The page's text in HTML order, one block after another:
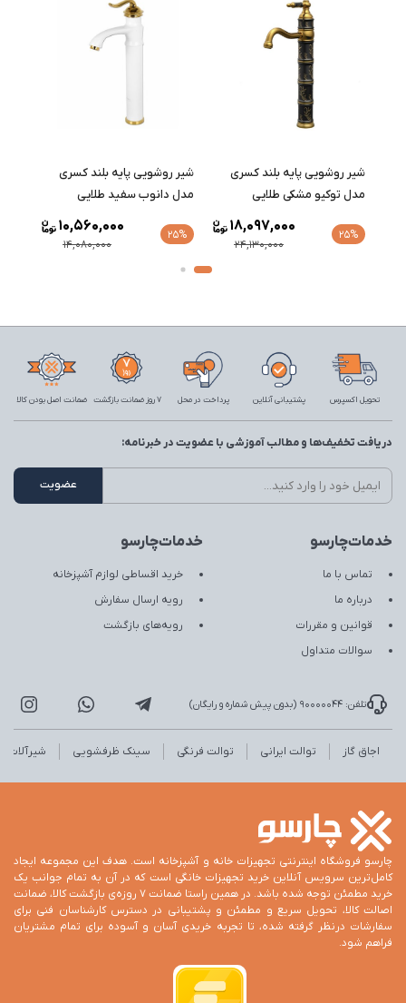
شیر روشویی پایه بلند کسری
مدل توکیو مشکی طلایی
25%
24,130,000
18,097,000
شیر روشویی پایه بلند کسری
مدل دانوب سفید طلایی
25%
14,080,000
10,560,000
تحویل اکسپرس پشتیبانی آنلاین پرداخت در محل 7 روز ضمانت بازگشت ضمانت اصل بودن کالا
خدمات‌چارسو
تماس با ما
درباره ما
قوانین و مقررات
سوالات متداول
خدمات‌چارسو
خرید اقساطی لوازم آشپزخانه
رویه ارسال سفارش
رویه‌های بازگشت
دریافت تخفیف‌ها و مطالب آموزشی با عضویت در خبرنامه:
تلفن: 90000044 (بدون پیش شماره و رایگان)
اجاق گاز توالت ایرانی توالت فرنگی سینک ظرفشویی شیرآلات
چارسو فروشگاه اینترنتی تجهیزات خانه و آشپزخانه است. هدف این مجموعه ایجاد
کامل‌ترین سرویس آنلاین خرید تجهیزات خانگی است که در آن به تمام جوانب یک
خرید مطمئن توجه شده باشد. در همین راستا ضمانت 7 روزه‌ی بازگشت کالا، ضمانت
اصالت کالا، تحویل سریع و مطمئن و پشتیبانی در دسترس کارشناسان فنی برای
سفارشات درنظر گرفته شده، تا تجربه خریدی آسان و آسوده برای تمام مشتریان
فراهم شود.